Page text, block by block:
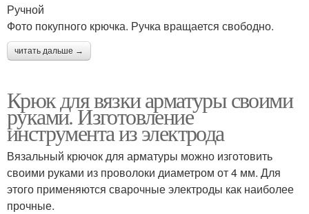
Ручной
Фото покупного крючка. Ручка вращается свободно.
читать дальше →
Крюк для вязки арматуры своими
руками. Изготовление
инструмента из электрода
Вязальный крючок для арматуры можно изготовить
своими руками из проволоки диаметром от 4 мм. Для
этого применяются сварочные электроды как наиболее
прочные.